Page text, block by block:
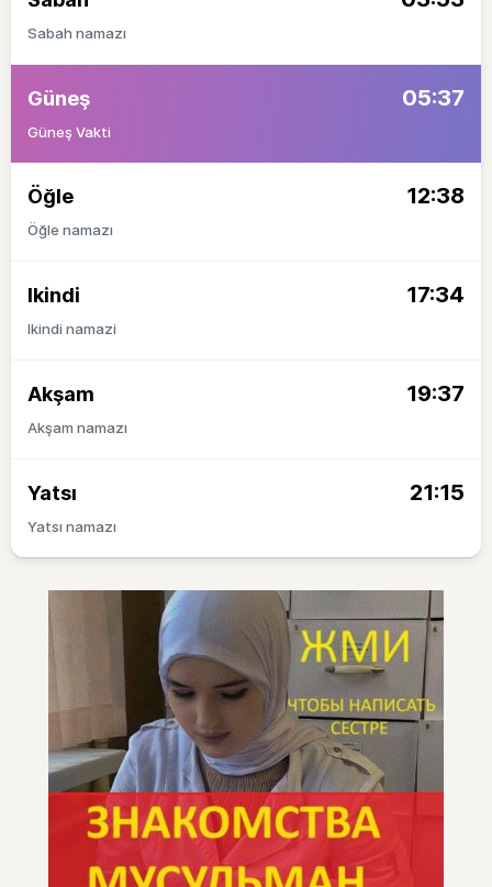
Sabah namazı
Güneş 05:37
Güneş Vakti
Öğle 12:38
Öğle namazı
Ikindi 17:34
Ikindi namazi
Akşam 19:37
Akşam namazı
Yatsı 21:15
Yatsı namazı